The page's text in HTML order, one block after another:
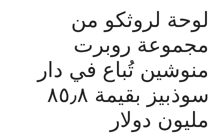
لوحة لروثكو من
مجموعة روبرت
منوشين تُباع في دار
سوذبيز بقيمة ٨٥٫٨
مليون دولار